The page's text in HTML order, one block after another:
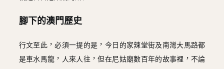
腳下的澳門歷史
行文至此，必須一提的是，今日的家辣堂街及南灣大馬路都
是車水馬龍，人來人往，但在尼姑廟數百年的故事裡，不論